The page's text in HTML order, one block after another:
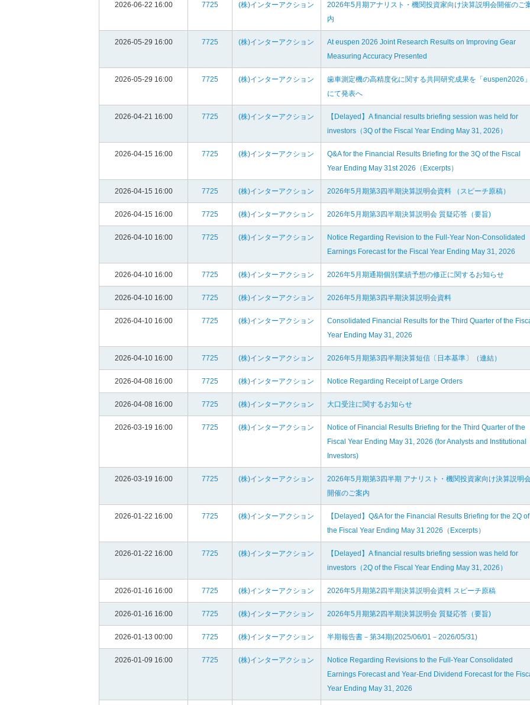
2026-06-22 16:00 7725 (株)インターアクション
2026年5月期アナリスト・機関投資家向け決算説明会開催のご
内
2026-05-29 16:00 7725 (株)インターアクション
At euspen 2026 Joint Research Results on Improving Gear
Measuring Accuracy Presented
2026-05-29 16:00 7725 (株)インターアクション
歯車測定機の高精度化に関する共同研究成果を「euspen2026
にて発表へ
2026-04-21 16:00 7725 (株)インターアクション
【Delayed】A financial results briefing session was held for
investors（3Q of the Fiscal Year Ending May 31, 2026）
2026-04-15 16:00 7725 (株)インターアクション
Q&A for the Financial Results Briefing for the 3Q of the Fiscal
Year Ending May 31st 2026（Excerpts）
2026-04-15 16:00 7725 (株)インターアクション 2026年5月期第3四半期決算説明会資料 （スピーチ原稿）
2026-04-15 16:00 7725 (株)インターアクション 2026年5月期第3四半期決算説明会 質疑応答（要旨)
2026-04-10 16:00 7725 (株)インターアクション
Notice Regarding Revision to the Full-Year Non-Consolidated
Earnings Forecast for the Fiscal Year Ending May 31, 2026
2026-04-10 16:00 7725 (株)インターアクション 2026年5月期通期個別業績予想の修正に関するお知らせ
2026-04-10 16:00 7725 (株)インターアクション 2026年5月期第3四半期決算説明会資料
2026-04-10 16:00 7725 (株)インターアクション
Consolidated Financial Results for the Third Quarter of the
Year Ending May 31, 2026
2026-04-10 16:00 7725 (株)インターアクション 2026年5月期第3四半期決算短信〔日本基準〕（連結）
2026-04-08 16:00 7725 (株)インターアクション Notice Regarding Receipt of Large Orders
2026-04-08 16:00 7725 (株)インターアクション 大口受注に関するお知らせ
2026-03-19 16:00 7725 (株)インターアクション
Notice of Financial Results Briefing for the Third Quarter of the
Fiscal Year Ending May 31, 2026 (for Analysts and Institutional
Investors)
2026-03-19 16:00 7725 (株)インターアクション
2026年5月期第3四半期 アナリスト・機関投資家向け決算説明
開催のご案内
2026-01-22 16:00 7725 (株)インターアクション
【Delayed】Q&A for the Financial Results Briefing for the 2Q of
the Fiscal Year Ending May 31 2026（Excerpts）
2026-01-22 16:00 7725 (株)インターアクション
【Delayed】A financial results briefing session was held for
investors（2Q of the Fiscal Year Ending May 31, 2026）
2026-01-16 16:00 7725 (株)インターアクション 2026年5月期第2四半期決算説明会資料 スピーチ原稿
2026-01-16 16:00 7725 (株)インターアクション 2026年5月期第2四半期決算説明会 質疑応答（要旨)
2026-01-13 00:00 7725 (株)インターアクション 半期報告書－第34期(2025/06/01－2026/05/31)
2026-01-09 16:00 7725 (株)インターアクション
Notice Regarding Revisions to the Full-Year Consolidated
Earnings Forecast and Year-End Dividend Forecast for the
Year Ending May 31, 2026